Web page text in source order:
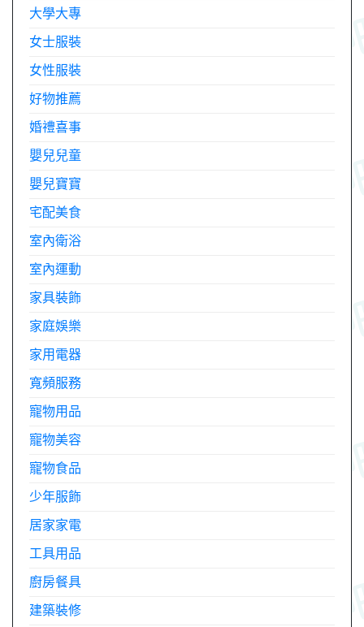
大學大專
女士服裝
女性服裝
好物推薦
婚禮喜事
嬰兒兒童
嬰兒寶寶
宅配美食
室內衛浴
室內運動
家具裝飾
家庭娛樂
家用電器
寬頻服務
寵物用品
寵物美容
寵物食品
少年服飾
居家家電
工具用品
廚房餐具
建築裝修